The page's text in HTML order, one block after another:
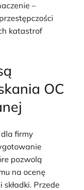
–
katastrof
OC
dla firmy
pozwolą
na ocenę
Przede